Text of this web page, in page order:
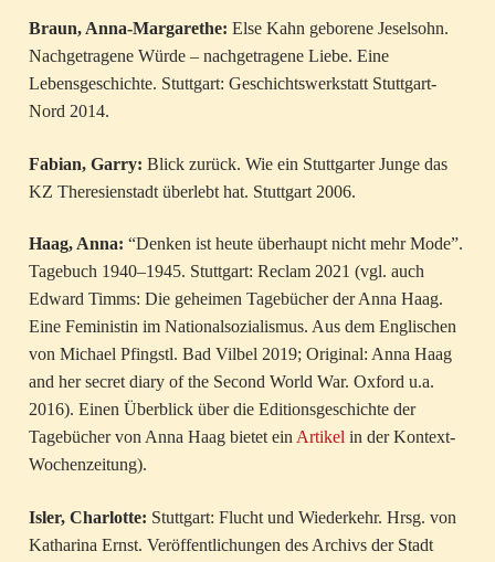
Braun, Anna-Margarethe: Else Kahn geborene Jeselsohn.
Nachgetragene Würde – nachgetragene Liebe. Eine
Lebensgeschichte. Stuttgart: Geschichtswerkstatt Stuttgart-
Nord 2014.
Fabian, Garry: Blick zurück. Wie ein Stuttgarter Junge das
KZ Theresienstadt überlebt hat. Stuttgart 2006.
Haag, Anna: “Denken ist heute überhaupt nicht mehr Mode”.
Tagebuch 1940–1945. Stuttgart: Reclam 2021 (vgl. auch
Edward Timms: Die geheimen Tagebücher der Anna Haag.
Eine Feministin im Nationalsozialismus. Aus dem Englischen
von Michael Pfingstl. Bad Vilbel 2019; Original: Anna Haag
and her secret diary of the Second World War. Oxford u.a.
2016). Einen Überblick über die Editionsgeschichte der
Tagebücher von Anna Haag bietet einArtikel in der Kontext-
Wochenzeitung).
Isler, Charlotte: Stuttgart: Flucht und Wiederkehr. Hrsg. von
Katharina Ernst. Veröffentlichungen des Archivs der Stadt